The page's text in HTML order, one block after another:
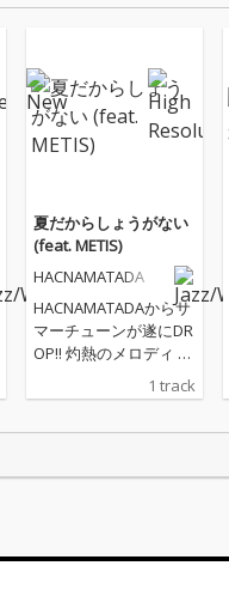
夏だからしょうがない
(feat. METIS)
HACNAMATADA
HACNAMATADAからサ
マーチューンが遂にDR
OP!! 灼熱のメロディ 弾
てが搭載されたJump U
夏に欠かせない曲にな
1 track